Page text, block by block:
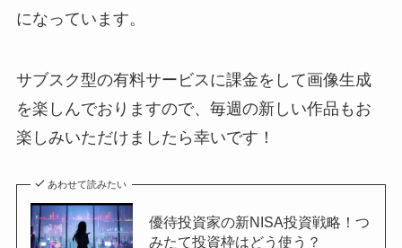
になっています。
サブスク型の有料サービスに課金をして画像生成
を楽しんでおりますので、毎週の新しい作品もお
楽しみいただけましたら幸いです！
あわせて読みたい
優待投資家の新NISA投資戦略！つ
みたて投資枠はどう使う？